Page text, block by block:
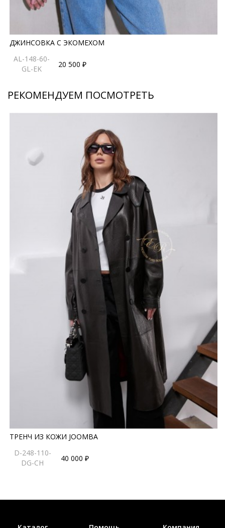
ДЖИНСОВКА С ЭКОМЕХОМ
AL-148-60-
GL-EK
20 500 ₽
РЕКОМЕНДУЕМ ПОСМОТРЕТЬ
ТРЕНЧ ИЗ КОЖИ JOOMBA
D-248-110-
DG-CH
40 000 ₽